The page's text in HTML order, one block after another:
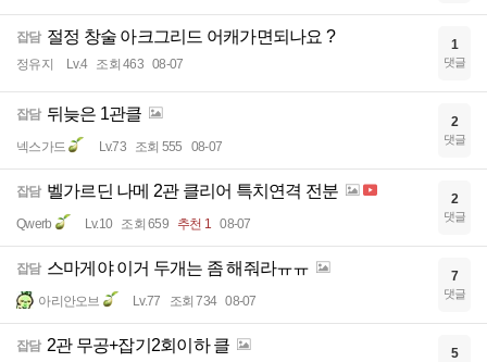
잡담 절정 창술 아크그리드 어캐가면되나요 ?
정유지 Lv.4 조회 463 08-07
1
댓글
잡담 뒤늦은 1관클
넥스가드 Lv.73 조회 555 08-07
2
댓글
잡담 벨가르딘 나메 2관 클리어 특치연격 전분
Qwerb Lv.10 조회 659 추천 1 08-07
2
댓글
잡담 스마게야 이거 두개는 좀 해줘라ㅠㅠ
아리안오브 Lv.77 조회 734 08-07
7
댓글
잡담 2관 무공+잡기2회이하 클 5